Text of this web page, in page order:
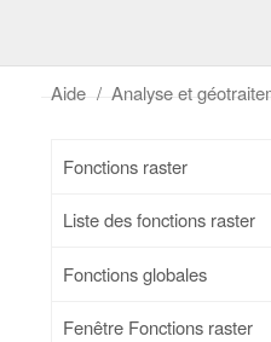
Aide Analyse et
Fonctions raster
Liste des fonctions raster
Fonctions globales
Fenêtre Fonctions raster